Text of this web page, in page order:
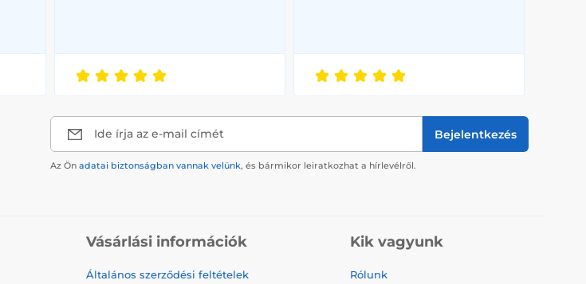
Ide írja az e-mail címét Bejelentkezés
Az Ön adatai biztonságban vannak velünk, és bármikor leiratkozhat a hírlevélről.
Vásárlási információk
Általános szerződési feltételek
Kik vagyunk
Rólunk